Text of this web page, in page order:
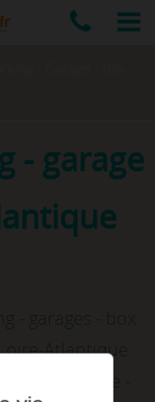
- garage
Atlantique.